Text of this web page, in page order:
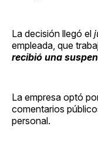
La decisión llegó el
empleada, que
recibió una
La empresa optó
comentarios
personal.